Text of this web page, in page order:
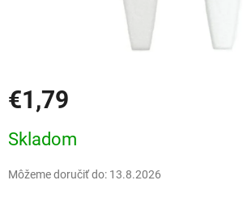
€1,79
cena:
Skladom
Môžeme doručiť do: 13.8.2026